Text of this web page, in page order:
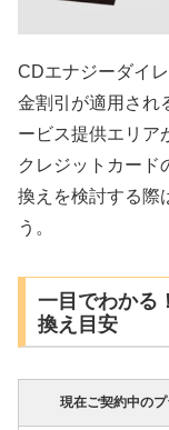
CDエナジーダイ
金割引が適用され
ービス提供エリア
クレジットカード
換えを検討する際
う。
一目でわかる
換え目安
現在ご契約中の